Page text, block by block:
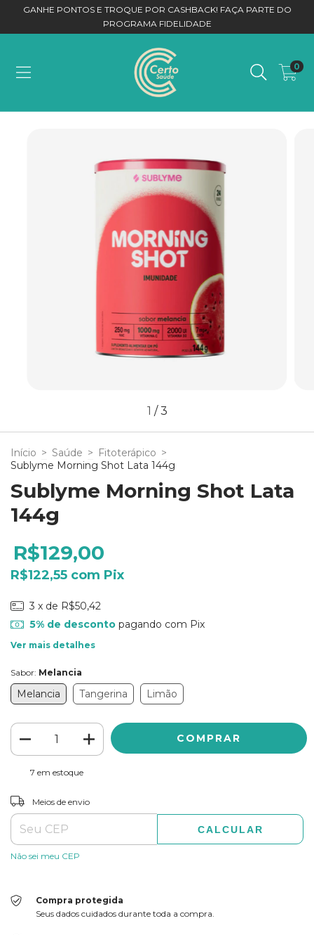
GANHE PONTOS E TROQUE POR CASHBACK! FAÇA PARTE DO
PROGRAMA FIDELIDADE
0
1 /3
Início > Saúde > Fitoterápico >
Sublyme Morning Shot Lata 144g
Sublyme Morning Shot Lata
144g
R$129,00
R$122,55 com Pix
3 x de R$50,42
5% de descontopagando com Pix
Ver mais detalhes
Sabor: Melancia
Melancia Tangerina Limão
7 em estoque
Entregas para o CEP:
Meios de envio
CALCULAR
Não sei meu CEP
Compra protegida
Seus dados cuidados durante toda a compra.